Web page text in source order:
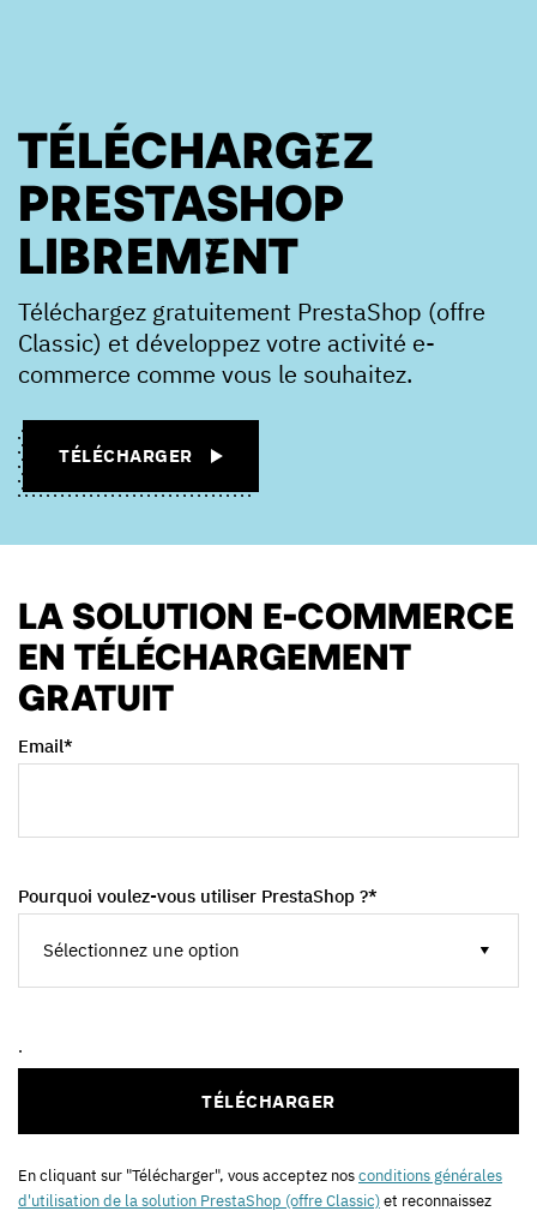
TÉLÉCHARGEZ
PRESTASHOP
LIBREMENT
Téléchargez gratuitement PrestaShop (offre
Classic) et développez votre activité e-
commerce comme vous le souhaitez.
TÉLÉCHARGER
LA SOLUTION E-COMMERCE
EN TÉLÉCHARGEMENT
GRATUIT
Email*
Pourquoi voulez-vous utiliser PrestaShop ?*
.
En cliquant sur "Télécharger", vous acceptez nosconditions générales
d'utilisation de la solution PrestaShop (offre Classic)et reconnaissez